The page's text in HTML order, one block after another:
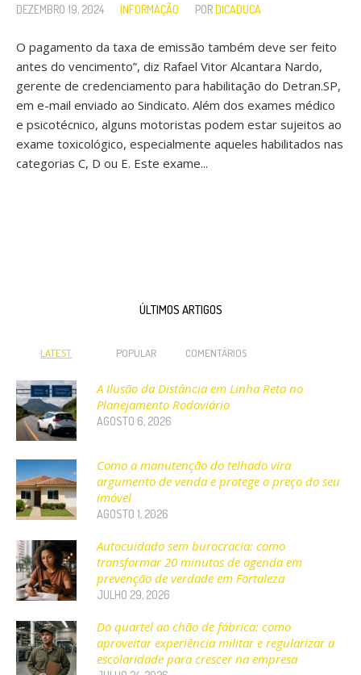
DEZEMBRO 19, 2024 INFORMAÇÃO PORDICADUCA
O pagamento da taxa de emissão também deve ser feito
antes do vencimento”, diz Rafael Vitor Alcantara Nardo,
gerente de credenciamento para habilitação do Detran.SP,
em e-mail enviado ao Sindicato. Além dos exames médico
e psicotécnico, alguns motoristas podem estar sujeitos ao
exame toxicológico, especialmente aqueles habilitados nas
categorias C, D ou E. Este exame...
ÚLTIMOS ARTIGOS
LATEST POPULAR COMENTÁRIOS
A Ilusão da Distância em Linha Reta no
Planejamento Rodoviário
AGOSTO 6, 2026
Como a manutenção do telhado vira
argumento de venda e protege o preço do seu
imóvel
AGOSTO 1, 2026
Autocuidado sem burocracia: como
transformar 20 minutos de agenda em
prevenção de verdade em Fortaleza
JULHO 29, 2026
Do quartel ao chão de fábrica: como
aproveitar experiência militar e regularizar a
escolaridade para crescer na empresa